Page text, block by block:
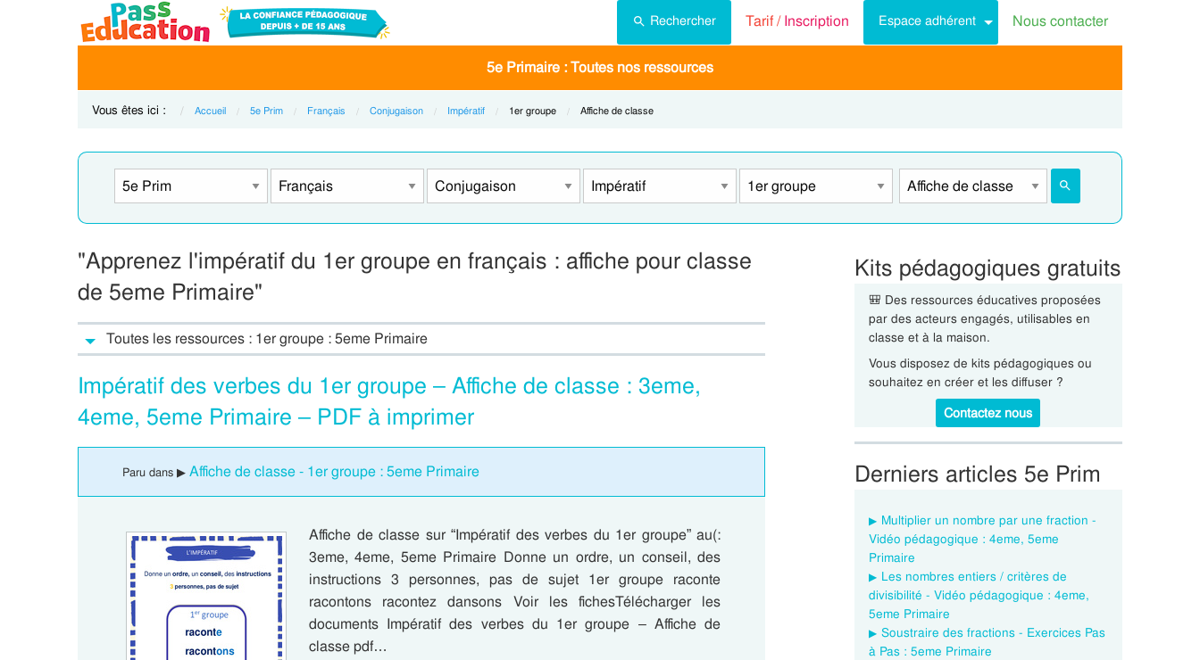
Rechercher Tarif /Inscription Espace adhérent Nous contacter
5e Primaire : Toutes nos ressources
Vous êtes ici : Accueil 5e Prim Français Conjugaison Impératif Current:
1er groupe Current:
Affiche de classe
"Apprenez l'impératif du 1er groupe en français : affiche pour classe
de 5eme Primaire"
Toutes les ressources : 1er groupe : 5eme Primaire
Impératif des verbes du 1er groupe – Affiche de classe : 3eme,
4eme, 5eme Primaire – PDF à imprimer
Paru dans ▶ Affiche de classe - 1er groupe : 5eme Primaire
Affiche de classe sur “Impératif des verbes du 1er groupe” au(:
3eme, 4eme, 5eme Primaire Donne un ordre, un conseil, des
instructions 3 personnes, pas de sujet 1er groupe raconte
racontons racontez dansons Voir les fichesTélécharger les
documents Impératif des verbes du 1er groupe – Affiche de
classe pdf…
Kits pédagogiques gratuits
🎒 Des ressources éducatives proposées
par des acteurs engagés, utilisables en
classe et à la maison.
Vous disposez de kits pédagogiques ou
souhaitez en créer et les diffuser ?
Contactez nous
Derniers articles 5e Prim
Multiplier un nombre par une fraction -
Vidéo pédagogique : 4eme, 5eme
Primaire
Les nombres entiers / critères de
divisibilité - Vidéo pédagogique : 4eme,
5eme Primaire
Soustraire des fractions - Exercices Pas
à Pas : 5eme Primaire